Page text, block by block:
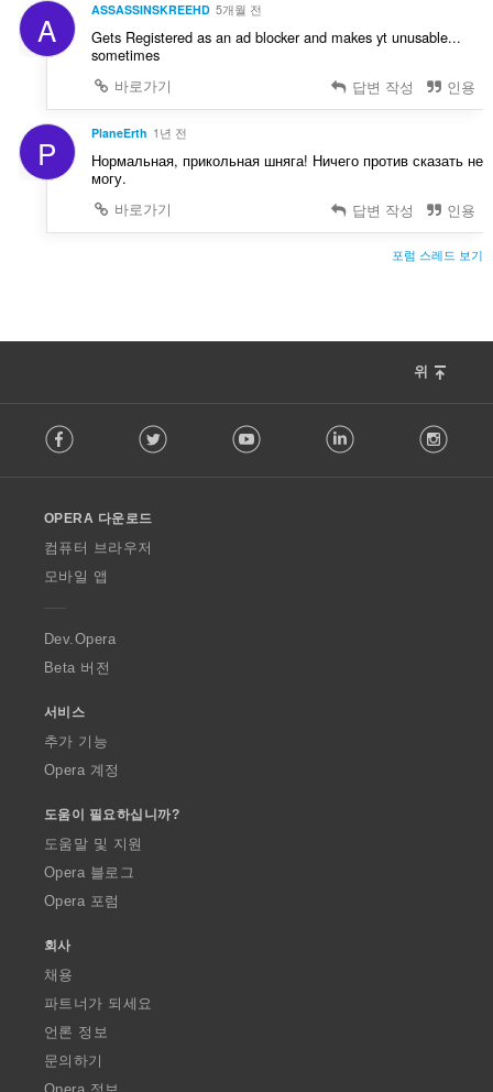
A ASSASSINSKREEHD 5개월 전
Gets Registered as an ad blocker and makes yt unusable...
sometimes
바로가기
답변 작성 인용
P PlaneErth 1년 전
Нормальная, прикольная шняга! Ничего против сказать не
могу.
바로가기
답변 작성 인용
포럼 스레드 보기
위
o
w
O
p
a
Facebook Twitter Youtube LinkedIn
OPERA 다운로드
컴퓨터 브라우저
모바일 앱
Dev.Opera
Beta 버전
서비스
추가 기능
Opera 계정
도움이 필요하십니까?
도움말 및 지원
Opera 블로그
Opera 포럼
회사
채용
파트너가 되세요
언론 정보
문의하기